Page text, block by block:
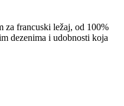
za francuski ležaj, od 100%
dezenima i udobnosti koja